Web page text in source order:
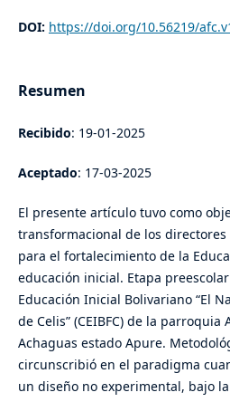
DOI: https://doi.org/10.56219/
Resumen
Recibido: 19-01-2025
Aceptado: 17-03-2025
El presente artículo tuvo como
transformacional de los directores
para el fortalecimiento de la
educación inicial. Etapa
Educación Inicial Bolivariano “El
de Celis” (CEIBFC) de la
Achaguas estado Apure.
circunscribió en el paradigma
un diseño no experimental, bajo